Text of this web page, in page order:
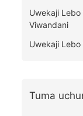
Uwekaji
Viwandani
Uwekaji Lebo
Tuma